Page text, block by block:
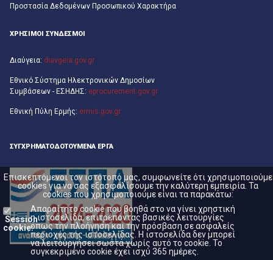
Προστασία Δεδομένων Προσωπικού Χαρακτήρα
ΧΡΗΣΙΜΟΙ ΣΥΝΔΕΣΜΟΙ
Διαύγεια: diavgeia.gov.gr
Εθνικό Σύστημα Ηλεκτρονικών Δημοσίων
Συμβάσεων - ΕΣΗΔΗΣ: eprocurement.gov.gr
Εθνική Πύλη Ερμής: ermis.gov.gr
ΣΥΓΧΡΗΜΑΤΟΔΟΤΟΎΜΕΝΑ ΈΡΓΑ
Επισκεπτόμενοι τον ιστότοπό μας, συμφωνείτε ότι χρησιμοποιούμε
cookies για να σας εξασφαλίσουμε την καλύτερη εμπειρία. Τα
cookies που χρησιμοποιούμε είναι τα παρακάτω:
Session
cookie:
Απαραίτητο cookie που βοηθά στο να γίνει χρηστική
η ιστοσελίδα, επιτρέποντας βασικές λειτουργίες
όπως την πλοήγηση και την πρόσβαση σε ασφαλείς
περιοχές της ιστοσελίδας. Η ιστοσελίδα δεν μπορεί
να λειτουργήσει σωστά χωρίς αυτό το cookie. Το
συγκεκριμένο cookie έχει ισχύ 365 ημέρες.